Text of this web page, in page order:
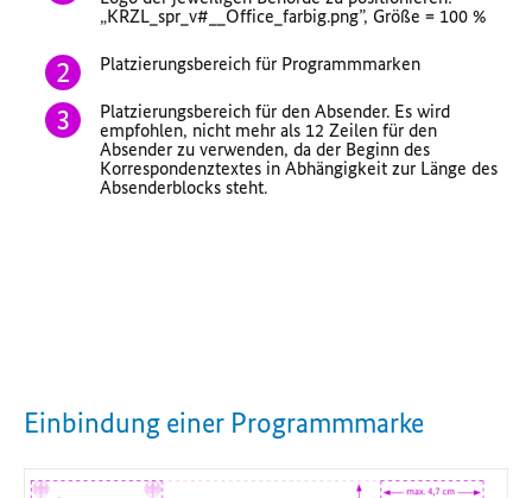
„KRZL_spr_v#__Office_farbig.png”, Größe = 100 %
Platzierungsbereich für Programmmarken
Platzierungsbereich für den Absender. Es wird
empfohlen, nicht mehr als 12 Zeilen für den
Absender zu verwenden, da der Beginn des
Korrespondenztextes in Abhängigkeit zur Länge des
Absenderblocks steht.
Einbindung einer Programmmarke